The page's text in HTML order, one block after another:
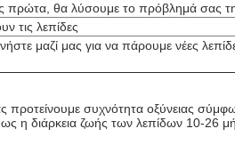
πρώτα, θα λύσουμε το πρόβλημά σας
τις λεπίδες
μαζί μας για να πάρουμε νέες
προτείνουμε συχνότητα οξύνειας
η διάρκεια ζωής των λεπίδων 10-26